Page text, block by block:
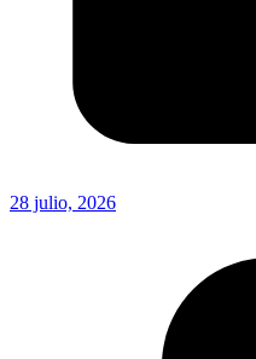
28 julio, 2026